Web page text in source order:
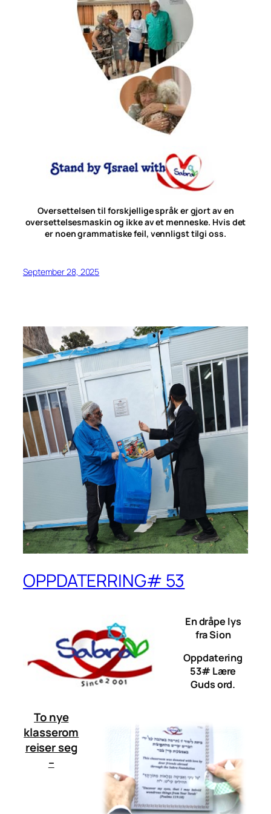
Oversettelsen til forskjellige språk er gjort av en
oversettelsesmaskin og ikke av et menneske. Hvis det
er noen grammatiske feil, vennligst tilgi oss.
September 28, 2025
OPPDATERRING# 53
En dråpe lys
fra Sion
Oppdatering
53# Lære
Guds ord.
To nye
klasserom
reiser seg
–